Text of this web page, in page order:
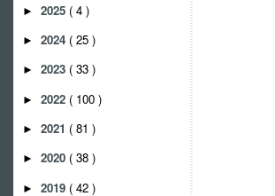
► 2025 ( 4 )
► 2024 ( 25 )
► 2023 ( 33 )
► 2022 ( 100 )
► 2021 ( 81 )
► 2020 ( 38 )
► 2019 ( 42 )